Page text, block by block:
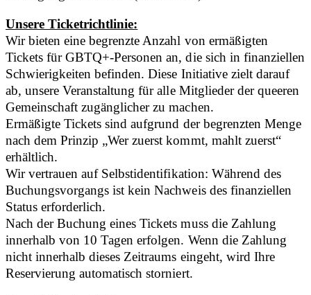
Unsere Ticketrichtlinie:
Wir bieten eine begrenzte Anzahl von ermäßigten
Tickets für GBTQ+-Personen an, die sich in finanziellen
Schwierigkeiten befinden. Diese Initiative zielt darauf
ab, unsere Veranstaltung für alle Mitglieder der queeren
Gemeinschaft zugänglicher zu machen.
Ermäßigte Tickets sind aufgrund der begrenzten Menge
nach dem Prinzip „Wer zuerst kommt, mahlt zuerst“
erhältlich.
Wir vertrauen auf Selbstidentifikation: Während des
Buchungsvorgangs ist kein Nachweis des finanziellen
Status erforderlich.
Nach der Buchung eines Tickets muss die Zahlung
innerhalb von 10 Tagen erfolgen. Wenn die Zahlung
nicht innerhalb dieses Zeitraums eingeht, wird Ihre
Reservierung automatisch storniert.